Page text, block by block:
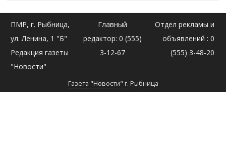
ПМР, г. Рыбница,
ул. Ленина, 1 "Б"
Редакция газеты
"Новости"
Главный
редактор: 0 (555)
3-12-67
Отдел рекламы и
объявлений : 0
(555) 3-48-20
Газета "Новости" г. Рыбница